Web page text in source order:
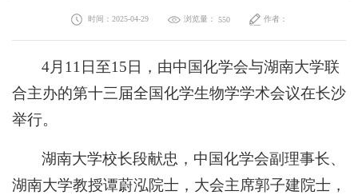
时间：2025-04-29 浏览量： 550 作者：
4月11日至15日，由中国化学会与湖南大学联
合主办的第十三届全国化学生物学学术会议在长沙
举行。
湖南大学校长段献忠，中国化学会副理事长、
湖南大学教授谭蔚泓院士，大会主席郭子建院士，